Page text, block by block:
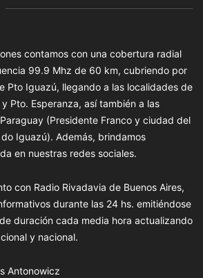
contamos con una cobertura radial
99.9 Mhz de 60 km, cubriendo por
Pto Iguazú, llegando a las localidades de
Pto. Esperanza, así también a las
(Presidente Franco y ciudad del
Iguazú). Además, brindamos
en nuestras redes sociales.
con Radio Rivadavia de Buenos Aires,
durante las 24 hs. emitiéndose
duración cada media hora actualizando
y nacional.
Antonowicz